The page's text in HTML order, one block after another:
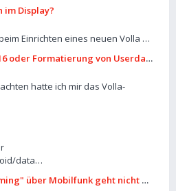
im Display?
Einrichten eines neuen Volla …
oder Formatierung von Userdata
hatte ich mir das Volla-
data…
über Mobilfunk geht nicht mehr